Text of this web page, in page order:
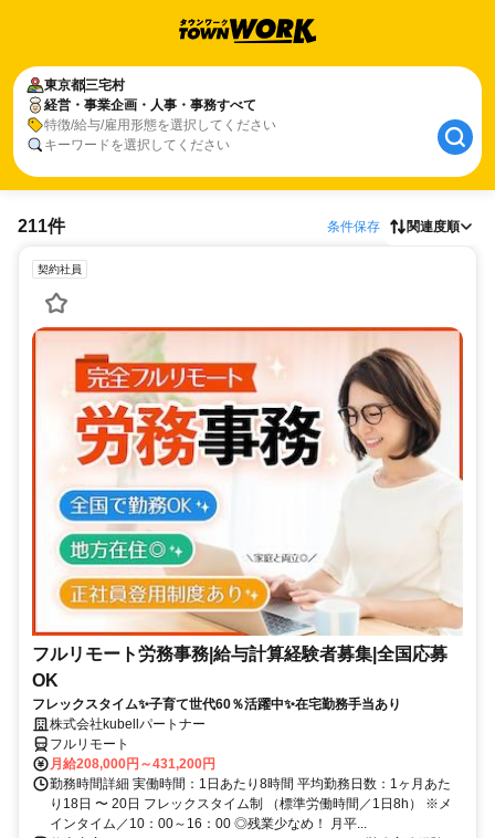
東京都三宅村
経営・事業企画・人事・事務すべて
特徴/給与/雇用形態を選択してください
キーワードを選択してください
211件 条件保存 関連度順
契約社員
フルリモート労務事務|給与計算経験者募集|全国応募
OK
フレックスタイム✨子育て世代60％活躍中✨在宅勤務手当あり
株式会社kubellパートナー
フルリモート
月給208,000円～431,200円
勤務時間詳細 実働時間：1日あたり8時間 平均勤務日数：1ヶ月あた
り18日 〜 20日 フレックスタイム制 （標準労働時間／1日8h） ※メ
インタイム／10：00～16：00 ◎残業少なめ！ 月平...